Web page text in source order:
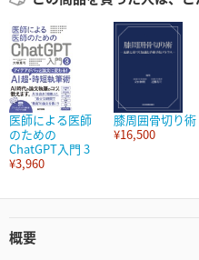
医師による医師
のための
ChatGPT入門 3
¥3,960
膝周囲骨切り術
¥16,500
概要